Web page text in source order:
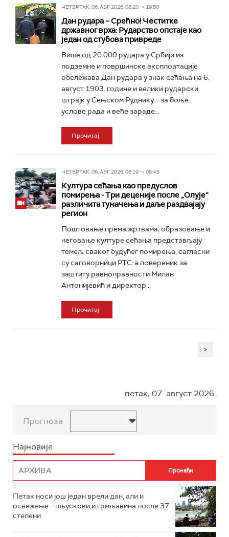
ЧЕТВРТАК, 06. АВГ 2026, 08:20 -> 19:50
Дан рудара – Срећно! Честитке
државног врха: Рударство опстаје као
један од стубова привреде
Више од 20.000 рудара у Србији из
подземне и површинске експлоатације
обележава Дан рудара у знак сећања на 6.
август 1903. године и велики рударски
штрајк у Сењском Руднику – за боље
услове рада и веће зараде...
Прочитај
ЧЕТВРТАК, 06. АВГ 2026, 08:19 -> 08:43
Култура сећања као предуслов
помирења ­- Три деценије после „Олује“
различита тумачења и даље раздвајају
регион
Поштовање према жртвама, образовање и
неговање културе сећања представљају
темељ сваког будућег помирења, сагласни
су саговорници РТС-а повереник за
заштиту равноправности Милан
Антонијевић и директор...
Прочитај
>
петак, 07. август 2026.
Прогноза
Најновије
Петак носи још један врели дан, али и
освежење – пљускови и грмљавина после 37
степени